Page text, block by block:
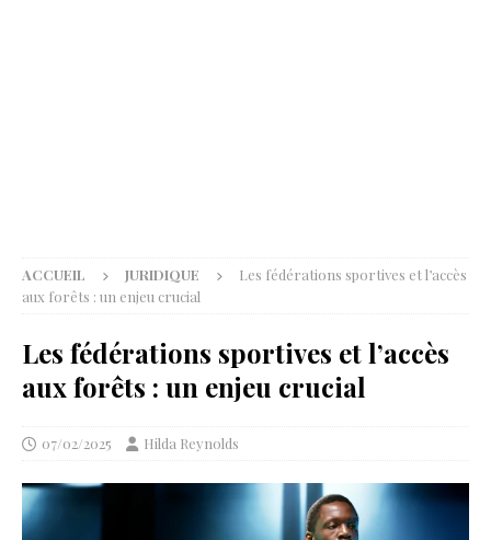
ACCUEIL JURIDIQUE
Les fédérations sportives et l’accès
aux forêts : un enjeu crucial
Les fédérations sportives et l’accès
aux forêts : un enjeu crucial
07/02/2025 Hilda Reynolds